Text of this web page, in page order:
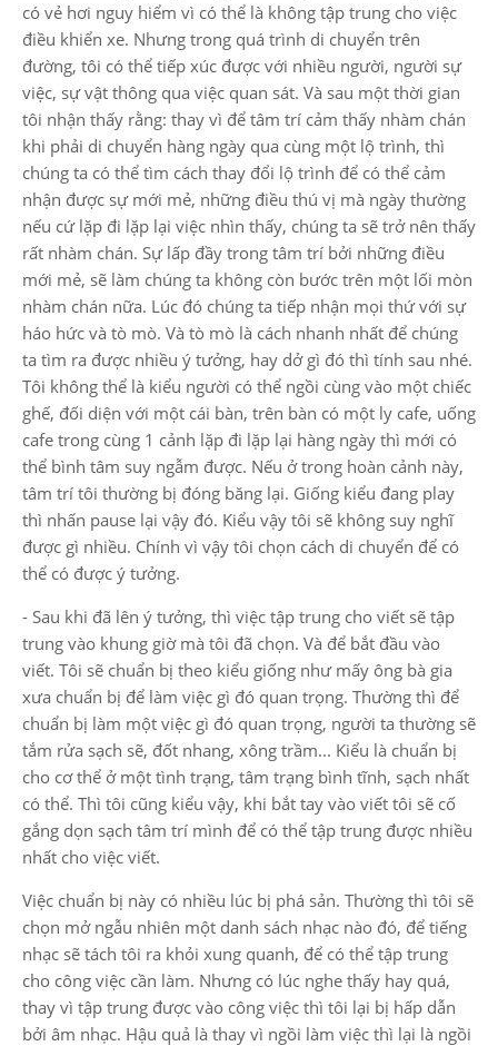
có vẻ hơi nguy hiểm vì có thể là không tập trung cho việc
điều khiển xe. Nhưng trong quá trình di chuyển trên
đường, tôi có thể tiếp xúc được với nhiều người, người sự
việc, sự vật thông qua việc quan sát. Và sau một thời gian
tôi nhận thấy rằng: thay vì để tâm trí cảm thấy nhàm chán
khi phải di chuyển hàng ngày qua cùng một lộ trình, thì
chúng ta có thể tìm cách thay đổi lộ trình để có thể cảm
nhận được sự mới mẻ, những điều thú vị mà ngày thường
nếu cứ lặp đi lặp lại việc nhìn thấy, chúng ta sẽ trở nên thấy
rất nhàm chán. Sự lấp đầy trong tâm trí bởi những điều
mới mẻ, sẽ làm chúng ta không còn bước trên một lối mòn
nhàm chán nữa. Lúc đó chúng ta tiếp nhận mọi thứ với sự
háo hức và tò mò. Và tò mò là cách nhanh nhất để chúng
ta tìm ra được nhiều ý tưởng, hay dở gì đó thì tính sau nhé.
Tôi không thể là kiểu người có thể ngồi cùng vào một chiếc
ghế, đối diện với một cái bàn, trên bàn có một ly cafe, uống
cafe trong cùng 1 cảnh lặp đi lặp lại hàng ngày thì mới có
thể bình tâm suy ngẫm được. Nếu ở trong hoàn cảnh này,
tâm trí tôi thường bị đóng băng lại. Giống kiểu đang play
thì nhấn pause lại vậy đó. Kiểu vậy tôi sẽ không suy nghĩ
được gì nhiều. Chính vì vậy tôi chọn cách di chuyển để có
thể có được ý tưởng.
- Sau khi đã lên ý tưởng, thì việc tập trung cho viết sẽ tập
trung vào khung giờ mà tôi đã chọn. Và để bắt đầu vào
viết. Tôi sẽ chuẩn bị theo kiểu giống như mấy ông bà gia
xưa chuẩn bị để làm việc gì đó quan trọng. Thường thì để
chuẩn bị làm một việc gì đó quan trọng, người ta thường sẽ
tắm rửa sạch sẽ, đốt nhang, xông trầm... Kiểu là chuẩn bị
cho cơ thể ở một tình trạng, tâm trạng bình tĩnh, sạch nhất
có thể. Thì tôi cũng kiểu vậy, khi bắt tay vào viết tôi sẽ cố
gắng dọn sạch tâm trí mình để có thể tập trung được nhiều
nhất cho việc viết.
Việc chuẩn bị này có nhiều lúc bị phá sản. Thường thì tôi sẽ
chọn mở ngẫu nhiên một danh sách nhạc nào đó, để tiếng
nhạc sẽ tách tôi ra khỏi xung quanh, để có thể tập trung
cho công việc cần làm. Nhưng có lúc nghe thấy hay quá,
thay vì tập trung được vào công việc thì tôi lại bị hấp dẫn
bởi âm nhạc. Hậu quả là thay vì ngồi làm việc thì lại là ngồi